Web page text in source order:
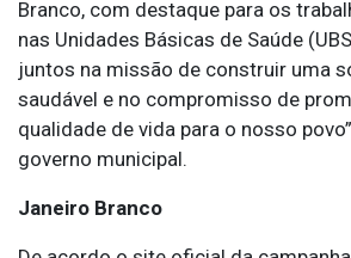
Branco, com destaque para os
nas Unidades Básicas de Saúde
juntos na missão de construir uma
saudável e no compromisso de
qualidade de vida para o nosso
governo municipal.
Janeiro Branco